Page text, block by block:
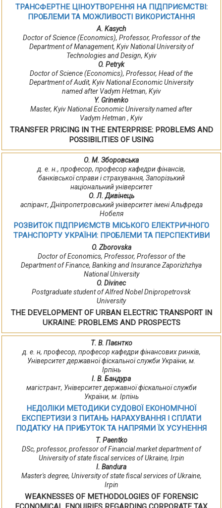
ТРАНСФЕРТНЕ ЦІНОУТВОРЕННЯ НА ПІДПРИЄМСТВІ:
ПРОБЛЕМИ ТА МОЖЛИВОСТІ ВИКОРИСТАННЯ
A. Kasych
Doctor of Science (Economics), Professor, Professor of the
Department of Management, Kyiv National University of
Technologies and Design, Kyiv
O. Petryk
Doctor of Science (Economics), Professor, Head of the
Department of Audit, Kyiv National Economic University
named after Vadym Hetman, Kyiv
Y. Grinenko
Master, Kyiv National Economic University named after
Vadym Hetman , Kyiv
TRANSFER PRICING IN THE ENTERPRISE: PROBLEMS AND
POSSIBILITIES OF USING
О. М. Зборовська
д. е. н., професор, професор кафедри фінансів,
банківської справи і страхування, Запорізький
національний університет
О. Л. Дивінець
аспірант, Дніпропетровський університет імені Альфреда
Нобеля
РОЗВИТОК ПІДПРИЄМСТВ МІСЬКОГО ЕЛЕКТРИЧНОГО
ТРАНСПОРТУ УКРАЇНИ: ПРОБЛЕМИ ТА ПЕРСПЕКТИВИ
O. Zborovska
Doctor of Economics, Professor, Professor of the
Department of Finance, Banking and Insurance Zaporizhzhya
National University
O. Divinec
Postgraduate student of Alfred Nobel Dnipropetrovsk
University
THE DEVELOPMENT OF URBAN ELECTRIC TRANSPORT IN
UKRAINE: PROBLEMS AND PROSPECTS
Т. В. Паєнтко
д. е. н, професор, професор кафедри фінансових ринків,
Університет державної фіскальної служби України, м.
Ірпінь
І. В. Бандура
магістрант, Університет державної фіскальної служби
України, м. Ірпінь
НЕДОЛІКИ МЕТОДИКИ СУДОВОЇ ЕКОНОМІЧНОЇ
ЕКСПЕРТИЗИ З ПИТАНЬ НАРАХУВАННЯ І СПЛАТИ
ПОДАТКУ НА ПРИБУТОК ТА НАПРЯМИ ЇХ УСУНЕННЯ
T. Paentko
DSc, professor, professor of Financial market department of
University of state fiscal services of Ukraine, Irpin
I. Bandura
Master's degree, University of state fiscal services of Ukraine,
Irpin
WEAKNESSES OF METHODOLOGIES OF FORENSIC